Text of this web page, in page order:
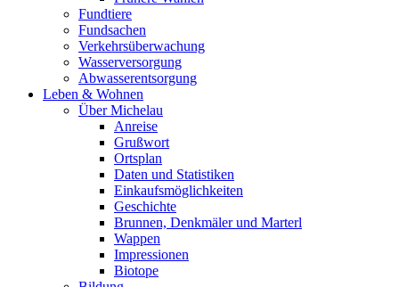
Fundtiere
Fundsachen
Verkehrsüberwachung
Wasserversorgung
Abwasserentsorgung
Leben & Wohnen
Über Michelau
Anreise
Grußwort
Ortsplan
Daten und Statistiken
Einkaufsmöglichkeiten
Geschichte
Brunnen, Denkmäler und Marterl
Wappen
Impressionen
Biotope